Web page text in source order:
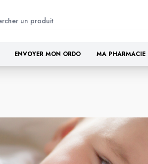
ENVOYER MON ORDO MA PHARMACIE